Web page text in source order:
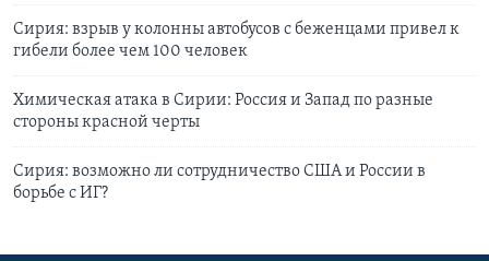
Сирия: взрыв у колонны автобусов с беженцами привел к
гибели более чем 100 человек
Химическая атака в Сирии: Россия и Запад по разные
стороны красной черты
Сирия: возможно ли сотрудничество США и России в
борьбе с ИГ?